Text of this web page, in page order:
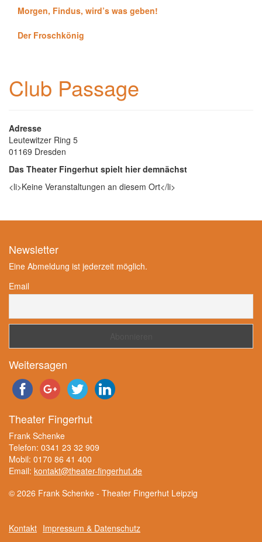
Morgen, Findus, wird’s was geben!
Der Froschkönig
Club Passage
Adresse
Leutewitzer Ring 5
01169 Dresden
Das Theater Fingerhut spielt hier demnächst
<li>Keine Veranstaltungen an diesem Ort</li>
Newsletter
Eine Abmeldung ist jederzeit möglich.
Email
Weitersagen
Theater Fingerhut
Frank Schenke
Telefon: 0341 23 32 909
Mobil: 0170 86 41 400
Email: kontakt@theater-fingerhut.de
© 2026 Frank Schenke - Theater Fingerhut Leipzig
Kontakt Impressum & Datenschutz